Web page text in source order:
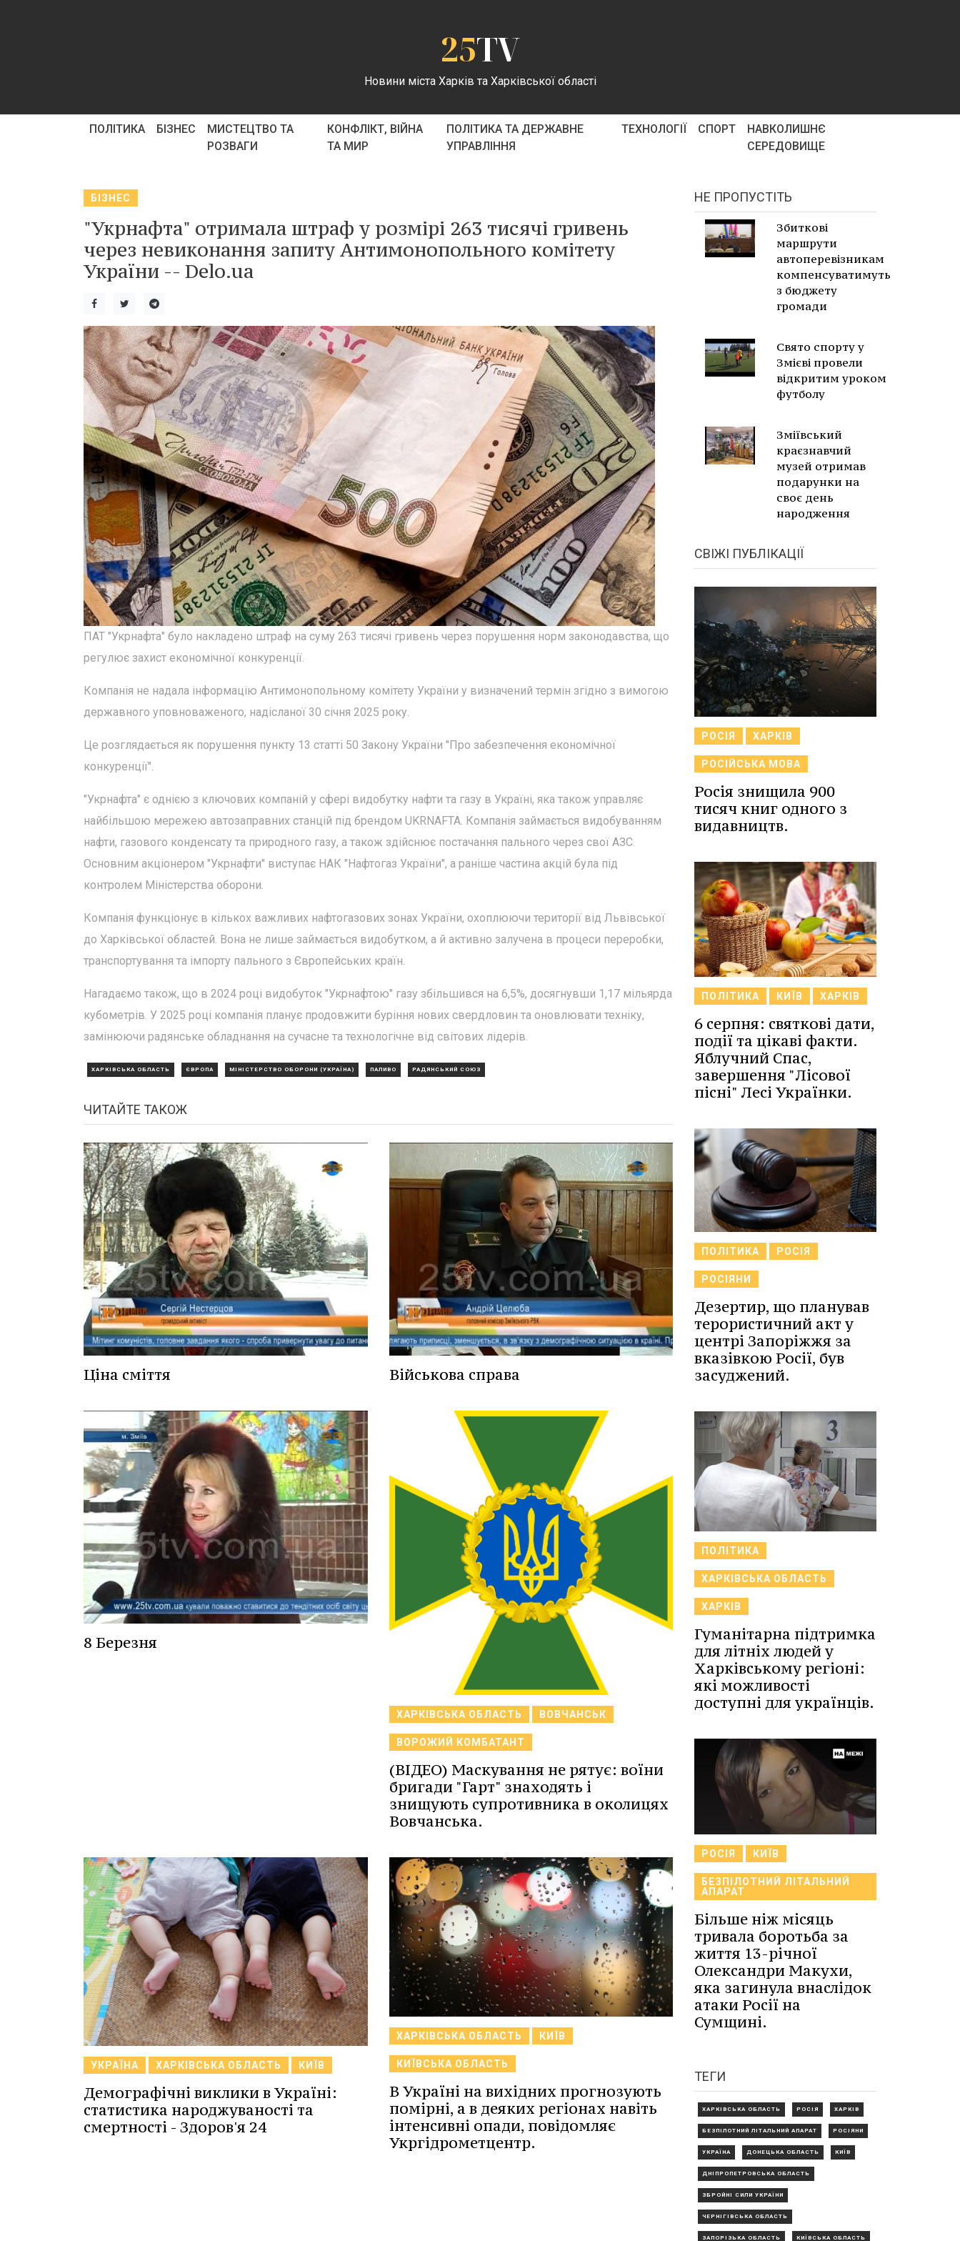
25TV
Новини міста Харків та Харківської області
ПОЛІТИКА БІЗНЕС
МИСТЕЦТВО ТА
РОЗВАГИ
КОНФЛІКТ, ВІЙНА
ТА МИР
ПОЛІТИКА ТА ДЕРЖАВНЕ
УПРАВЛІННЯ
ТЕХНОЛОГІЇ СПОРТ
НАВКОЛИШНЄ
СЕРЕДОВИЩЕ
БІЗНЕС
"Укрнафта" отримала штраф у розмірі 263 тисячі гривень
через невиконання запиту Антимонопольного комітету
України -- Delo.ua
ПАТ "Укрнафта" було накладено штраф на суму 263 тисячі гривень через порушення норм законодавства, що
регулює захист економічної конкуренції.
Компанія не надала інформацію Антимонопольному комітету України у визначений термін згідно з вимогою
державного уповноваженого, надісланої 30 січня 2025 року.
Це розглядається як порушення пункту 13 статті 50 Закону України "Про забезпечення економічної
конкуренції".
"Укрнафта" є однією з ключових компаній у сфері видобутку нафти та газу в Україні, яка також управляє
найбільшою мережею автозаправних станцій під брендом UKRNAFTA. Компанія займається видобуванням
нафти, газового конденсату та природного газу, а також здійснює постачання пального через свої АЗС.
Основним акціонером "Укрнафти" виступає НАК "Нафтогаз України", а раніше частина акцій була під
контролем Міністерства оборони.
Компанія функціонує в кількох важливих нафтогазових зонах України, охоплюючи території від Львівської
до Харківської областей. Вона не лише займається видобутком, а й активно залучена в процеси переробки,
транспортування та імпорту пального з Європейських країн.
Нагадаємо також, що в 2024 році видобуток "Укрнафтою" газу збільшився на 6,5%, досягнувши 1,17 мільярда
кубометрів. У 2025 році компанія планує продовжити буріння нових свердловин та оновлювати техніку,
замінюючи радянське обладнання на сучасне та технологічне від світових лідерів.
ХАРКІВСЬКА ОБЛАСТЬ ЄВРОПА МІНІСТЕРСТВО ОБОРОНИ (УКРАЇНА) ПАЛИВО РАДЯНСЬКИЙ СОЮЗ
ЧИТАЙТЕ ТАКОЖ
Ціна сміття Військова справа
8 Березня
ХАРКІВСЬКА ОБЛАСТЬ ВОВЧАНСЬК
ВОРОЖИЙ КОМБАТАНТ
(ВІДЕО) Маскування не рятує: воїни
бригади "Гарт" знаходять і
знищують супротивника в околицях
Вовчанська.
УКРАЇНА ХАРКІВСЬКА ОБЛАСТЬ КИЇВ
Демографічні виклики в Україні:
статистика народжуваності та
смертності - Здоров'я 24
ХАРКІВСЬКА ОБЛАСТЬ КИЇВ
КИЇВСЬКА ОБЛАСТЬ
В Україні на вихідних прогнозують
помірні, а в деяких регіонах навіть
інтенсивні опади, повідомляє
Укргідрометцентр.
НЕ ПРОПУСТІТЬ
Збиткові
маршрути
автоперевізникам
компенсуватимуть
з бюджету
громади
Свято спорту у
Змієві провели
відкритим уроком
футболу
Зміївський
краєзнавчий
музей отримав
подарунки на
своє день
народження
СВІЖІ ПУБЛІКАЦІЇ
РОСІЯ ХАРКІВ
РОСІЙСЬКА МОВА
Росія знищила 900
тисяч книг одного з
видавництв.
ПОЛІТИКА КИЇВ ХАРКІВ
6 серпня: святкові дати,
події та цікаві факти.
Яблучний Спас,
завершення "Лісової
пісні" Лесі Українки.
ПОЛІТИКА РОСІЯ
РОСІЯНИ
Дезертир, що планував
терористичний акт у
центрі Запоріжжя за
вказівкою Росії, був
засуджений.
ПОЛІТИКА
ХАРКІВСЬКА ОБЛАСТЬ
ХАРКІВ
Гуманітарна підтримка
для літніх людей у
Харківському регіоні:
які можливості
доступні для українців.
РОСІЯ КИЇВ
БЕЗПІЛОТНИЙ ЛІТАЛЬНИЙ
АПАРАТ
Більше ніж місяць
тривала боротьба за
життя 13-річної
Олександри Макухи,
яка загинула внаслідок
атаки Росії на
Сумщині.
ТЕГИ
ХАРКІВСЬКА ОБЛАСТЬ РОСІЯ ХАРКІВ
БЕЗПІЛОТНИЙ ЛІТАЛЬНИЙ АПАРАТ РОСІЯНИ
УКРАЇНА ДОНЕЦЬКА ОБЛАСТЬ КИЇВ
ДНІПРОПЕТРОВСЬКА ОБЛАСТЬ
ЗБРОЙНІ СИЛИ УКРАЇНИ
ЧЕРНІГІВСЬКА ОБЛАСТЬ
ЗАПОРІЗЬКА ОБЛАСТЬ КИЇВСЬКА ОБЛАСТЬ